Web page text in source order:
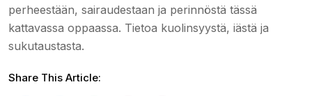
perheestään, sairaudestaan ja perinnöstä tässä
kattavassa oppaassa. Tietoa kuolinsyystä, iästä ja
sukutaustasta.
Share This Article: